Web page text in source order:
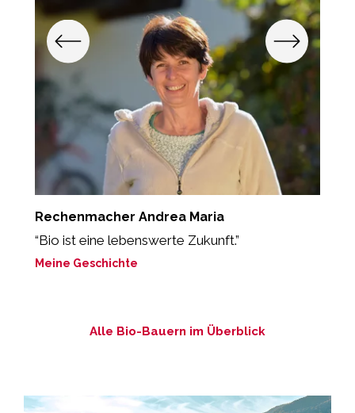
Rechenmacher Andrea Maria
“Bio ist eine lebenswerte Zukunft.”
Meine Geschichte
Alle Bio-Bauern im Überblick